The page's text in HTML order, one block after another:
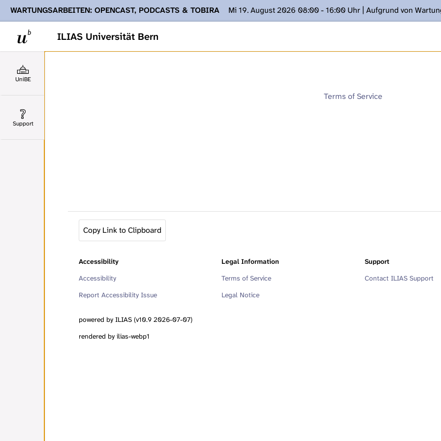
ILIAS Universität Bern
WARTUNGSARBEITEN: OPENCAST, PODCASTS & TOBIRA
Mi 19. August 2026 08:00 - 16:00 Uhr | Aufgrund von
Ihnen Podcasts, Opencast-Videos und Tobira nicht zur Verfügung stehen. Kontakt: www.podcast.unibe.ch
UniBE
Support
Terms of Service
Copy Link to Clipboard
Accessibility
Accessibility
Report Accessibility Issue
Legal Information
Terms of Service
Legal Notice
Support
Contact ILIAS Support
powered by ILIAS (v10.9 2026-07-07)
rendered by ilias-webp1